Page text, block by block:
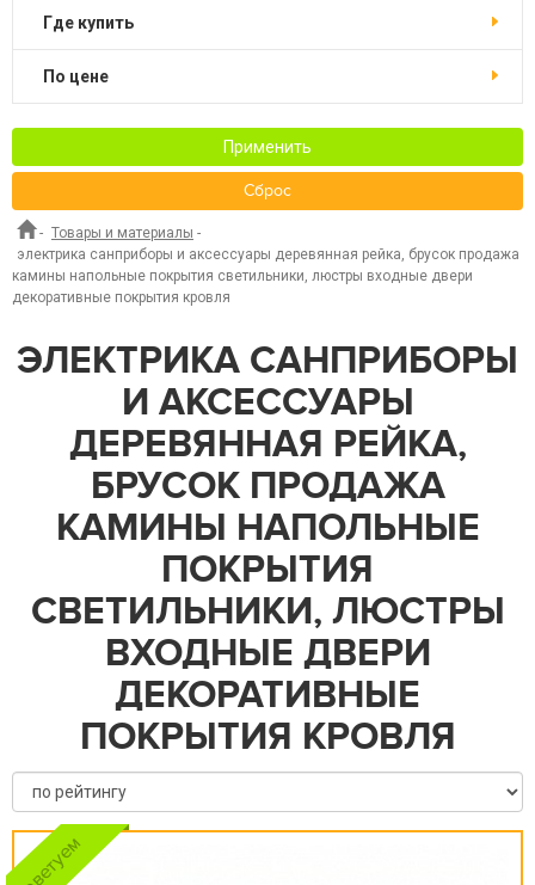
Где купить
По цене
Применить
Сброс
- Товары и материалы -
электрика санприборы и аксессуары деревянная рейка, брусок продажа
камины напольные покрытия светильники, люстры входные двери
декоративные покрытия кровля
ЭЛЕКТРИКА САНПРИБОРЫ
И АКСЕССУАРЫ
ДЕРЕВЯННАЯ РЕЙКА,
БРУСОК ПРОДАЖА
КАМИНЫ НАПОЛЬНЫЕ
ПОКРЫТИЯ
СВЕТИЛЬНИКИ, ЛЮСТРЫ
ВХОДНЫЕ ДВЕРИ
ДЕКОРАТИВНЫЕ
ПОКРЫТИЯ КРОВЛЯ